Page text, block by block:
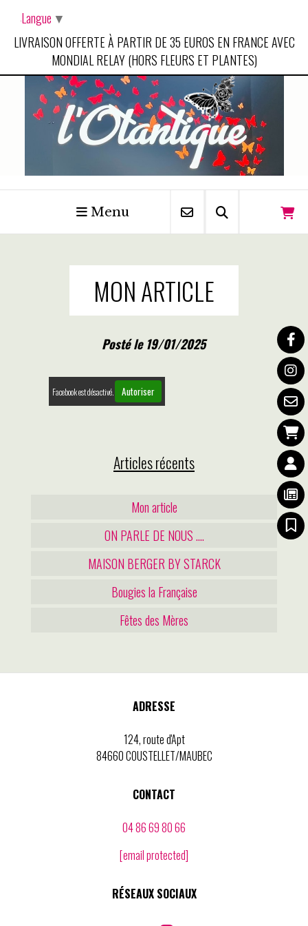
LIVRAISON OFFERTE À PARTIR DE 35 EUROS EN FRANCE AVEC
MONDIAL RELAY (HORS FLEURS ET PLANTES)
Menu
MON ARTICLE
Posté le 19/01/2025
Facebook est désactivé. Autoriser
Articles récents
Mon article
ON PARLE DE NOUS ....
MAISON BERGER BY STARCK
Bougies la Française
Fêtes des Mères
ADRESSE
124, route d'Apt
84660 COUSTELLET/MAUBEC
CONTACT
04 86 69 80 66
[email protected]
RÉSEAUX SOCIAUX
Langue ▼